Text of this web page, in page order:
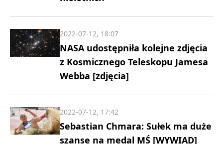
NASA udostępniła kolejne zdjęcia
z Kosmicznego Teleskopu Jamesa
Webba [zdjęcia]
2022-07-12, 18:07
Sebastian Chmara: Sułek ma duże
szanse na medal MŚ [WYWIAD]
2022-07-12, 17:42